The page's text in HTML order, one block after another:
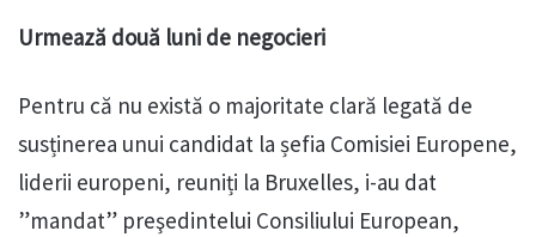
Urmează două luni de negocieri
Pentru că nu există o majoritate clară legată de
susținerea unui candidat la șefia Comisiei Europene,
liderii europeni, reuniți la Bruxelles, i-au dat
”mandat” preşedintelui Consiliului European,